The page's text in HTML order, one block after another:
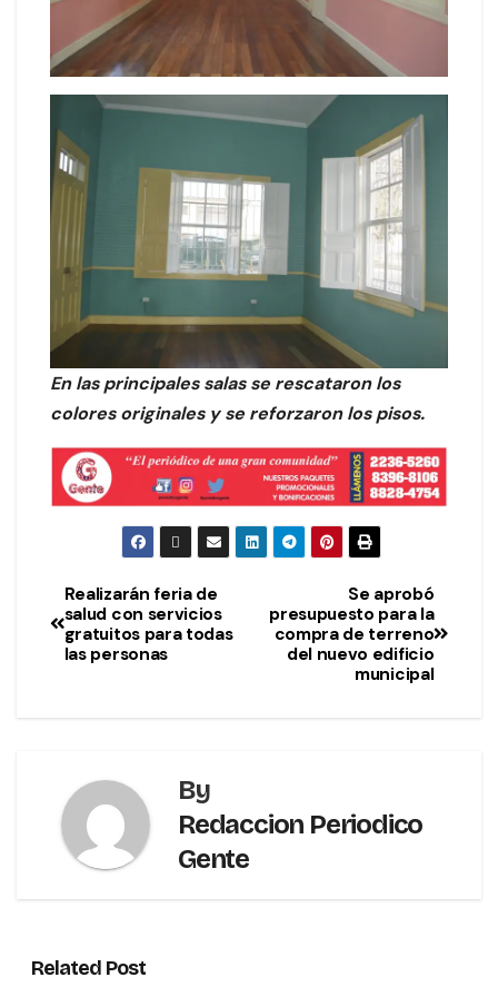
En las principales salas se rescataron los
colores originales y se reforzaron los pisos.
Se aprobó
presupuesto para la
compra de terreno
del nuevo edificio
municipal
Realizarán feria de
salud con servicios
gratuitos para todas
las personas
By
Redaccion Periodico
Gente
Related Post